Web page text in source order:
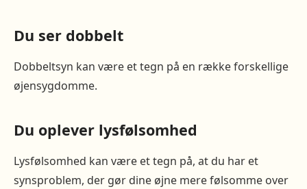
Du ser dobbelt
Dobbeltsyn kan være et tegn på en række forskellige
øjensygdomme.
Du oplever lysfølsomhed
Lysfølsomhed kan være et tegn på, at du har et
synsproblem, der gør dine øjne mere følsomme over